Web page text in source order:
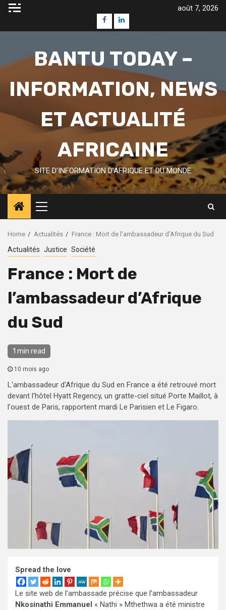
Skip
août 7, 2026
FacebookLinkedin
BANTU TODAY –
INFORMATION, NEWS
ET ACTUALITÉ
AFRICAINE
SITE D’INFORMATION D’AFRIQUE ET DU MONDE
Primary
Menu
Home Actualités France : Mort de l’ambassadeur d’Afrique du Sud
Actualités Justice Société
France : Mort de
l’ambassadeur d’Afrique
du Sud
1 min read
10 mois ago
L'ambassadeur d'Afrique du Sud en France a été retrouvé mort
devant l'hôtel Hyatt Regency, un gratte-ciel situé Porte Maillot, à
l'ouest de Paris, rapportent mardi Le Parisien et Le Figaro.
Spread the love
Le site web de l’ambassade précise que l’ambassadeur
Nkosinathi Emmanuel « Nathi » Mthethwa a été ministre